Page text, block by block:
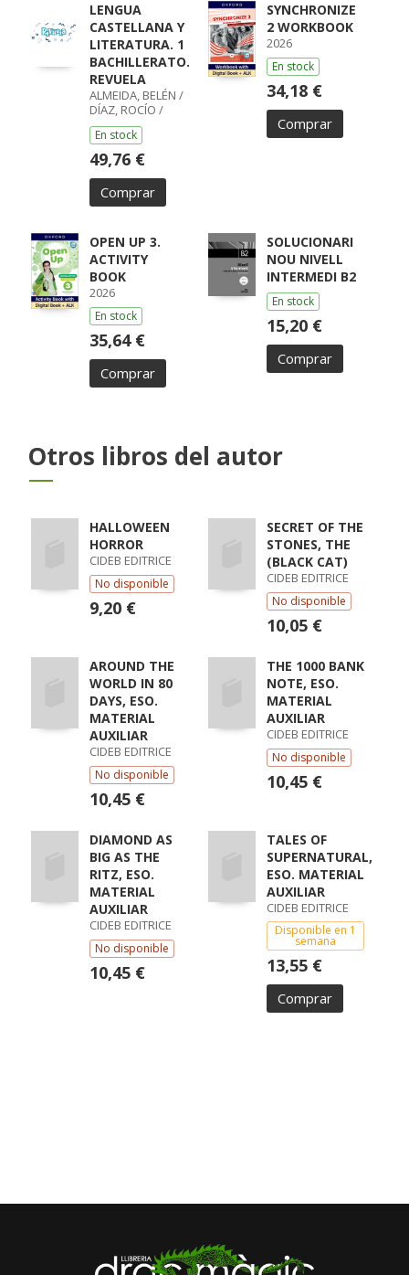
LENGUA
CASTELLANA Y
LITERATURA. 1
BACHILLERATO.
REVUELA
ALMEIDA, BELÉN /
DÍAZ, ROCÍO /
GUMIEL, SILVIA /
PÉREZ, ISABEL /
BOYANO,
RICARDO / LODÍN,
PATRICIA /
ZUBICOA
ARRAIZA, MARÍA /
ELENA / ECHEVA
En stock
49,76 €
Comprar
SYNCHRONIZE
2 WORKBOOK
2026
En stock
34,18 €
Comprar
OPEN UP 3.
ACTIVITY
BOOK
2026
En stock
35,64 €
Comprar
SOLUCIONARI
NOU NIVELL
INTERMEDI B2
En stock
15,20 €
Comprar
Otros libros del autor
HALLOWEEN
HORROR
CIDEB EDITRICE
No disponible
9,20 €
SECRET OF THE
STONES, THE
(BLACK CAT)
CIDEB EDITRICE
No disponible
10,05 €
AROUND THE
WORLD IN 80
DAYS, ESO.
MATERIAL
AUXILIAR
CIDEB EDITRICE
No disponible
10,45 €
THE 1000 BANK
NOTE, ESO.
MATERIAL
AUXILIAR
CIDEB EDITRICE
No disponible
10,45 €
DIAMOND AS
BIG AS THE
RITZ, ESO.
MATERIAL
AUXILIAR
CIDEB EDITRICE
No disponible
10,45 €
TALES OF
SUPERNATURAL,
ESO. MATERIAL
AUXILIAR
CIDEB EDITRICE
Disponible en 1
semana
13,55 €
Comprar